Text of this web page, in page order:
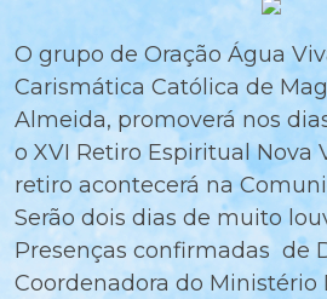
O grupo de Oração Água
Carismática Católica de
Almeida, promoverá nos
o XVI Retiro Espiritual Nova
retiro acontecerá na
Serão dois dias de muito
Presenças confirmadas de
Coordenadora do Ministério